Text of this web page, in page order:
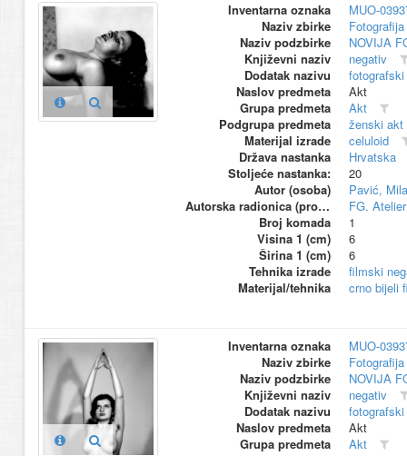
Inventarna oznaka
MUO-
Naziv zbirke
Naziv podzbirke
NOVIJA
Književni naziv
negativ
Dodatak nazivu
Naslov predmeta
Akt
Grupa predmeta
Akt
Podgrupa predmeta
ženski akt
Materijal izrade
celuloid
Država nastanka
Hrvatska
Stoljeće nastanka:
20
Autor (osoba)
Pavić,
Autorska radionica (proizvođač)
FG.
Broj komada
1
Visina 1 (cm)
6
Širina 1 (cm)
6
Tehnika izrade
filmski
Materijal/tehnika
crno bijeli
Inventarna oznaka
MUO-
Naziv zbirke
Naziv podzbirke
NOVIJA
Književni naziv
negativ
Dodatak nazivu
Naslov predmeta
Akt
Grupa predmeta
Akt